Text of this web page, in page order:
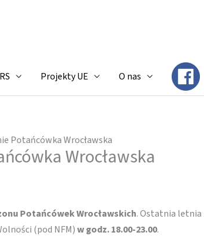
Projekty UE O nas
Potańcówka Wrocławska
Wrocławska
Potańcówek Wrocławskich. Ostatnia letnia
(pod NFM)w godz. 18.00-23.00.